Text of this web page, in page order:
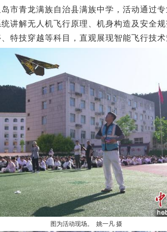
市青龙满族自治县满族中学，活动通过
讲解无人机飞行原理、机身构造及安全
特技穿越等科目，直观展现智能飞行技术
图为活动现场。 姚一凡 摄